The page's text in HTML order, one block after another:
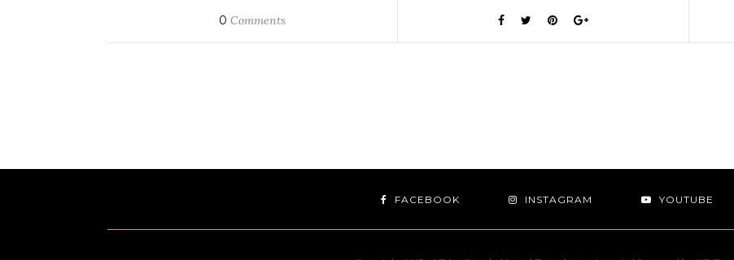
0 Comments
FACEBOOK INSTAGRAM YOUTUBE